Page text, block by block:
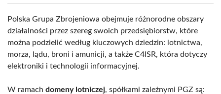
Polska Grupa Zbrojeniowa obejmuje różnorodne obszary
działalności przez szereg swoich przedsiębiorstw, które
można podzielić według kluczowych dziedzin: lotnictwa,
morza, lądu, broni i amunicji, a także C4ISR, która dotyczy
elektroniki i technologii informacyjnej.
W ramach domeny lotniczej, spółkami zależnymi PGZ są: